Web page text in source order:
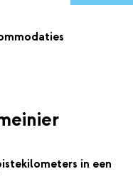
in een